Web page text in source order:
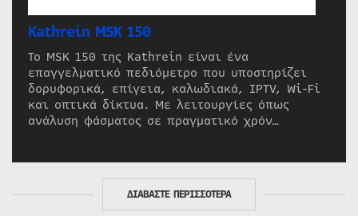
Kathrein MSK 150
Το MSK 150 της Kathrein είναι ένα
επαγγελματικό πεδιόμετρο που υποστηρίζει
δορυφορικά, επίγεια, καλωδιακά, IPTV, Wi-Fi
και οπτικά δίκτυα. Με λειτουργίες όπως
ανάλυση φάσματος σε πραγματικό χρόν…
ΔΙΑΒΑΣΤΕ ΠΕΡΙΣΣΟΤΕΡΑ